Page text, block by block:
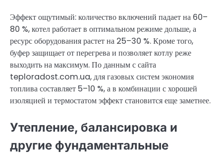
Эффект ощутимый: количество включений падает на 60–
80 %, котел работает в оптимальном режиме дольше, а
ресурс оборудования растет на 25–30 %. Кроме того,
буфер защищает от перегрева и позволяет котлу реже
выходить на максимум. По данным с сайта
teploradost.com.ua, для газовых систем экономия
топлива составляет 5–10 %, а в комбинации с хорошей
изоляцией и термостатом эффект становится еще заметнее.
Утепление, балансировка и
другие фундаментальные